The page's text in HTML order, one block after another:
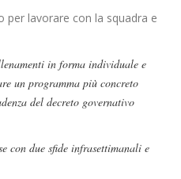
lavorare con la squadra e
in forma individuale e
un programma più concreto
del decreto governativo
con due sfide infrasettimanali e